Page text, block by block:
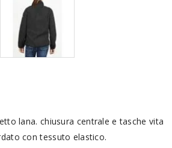
lana. chiusura centrale e tasche vita
con tessuto elastico.